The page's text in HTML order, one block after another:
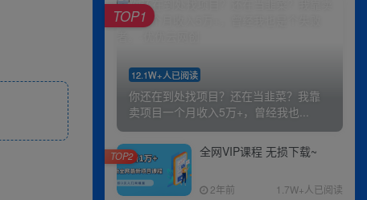
12.1W+人已阅读
你还在到处找项目？还在当韭菜？我靠
卖项目一个月收入5万+，曾经我也...
TOP1
全网VIP课程 无损下载~
2年前 1.7W+人已阅读
TOP2